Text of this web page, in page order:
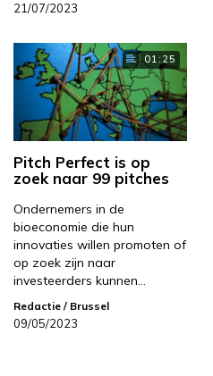
21/07/2023
01:25
Pitch Perfect is op
zoek naar 99 pitches
Ondernemers in de
bioeconomie die hun
innovaties willen promoten of
op zoek zijn naar
investeerders kunnen…
Redactie / Brussel
09/05/2023